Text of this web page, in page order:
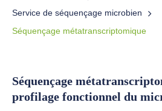
Service de séquençage microbien
Séquençage métatranscriptomique
Séquençage
profilage fonctionnel du